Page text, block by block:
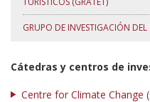
GRUPO DE INVESTIGACIÓN
Cátedras y centros de
Centre for Climate Change